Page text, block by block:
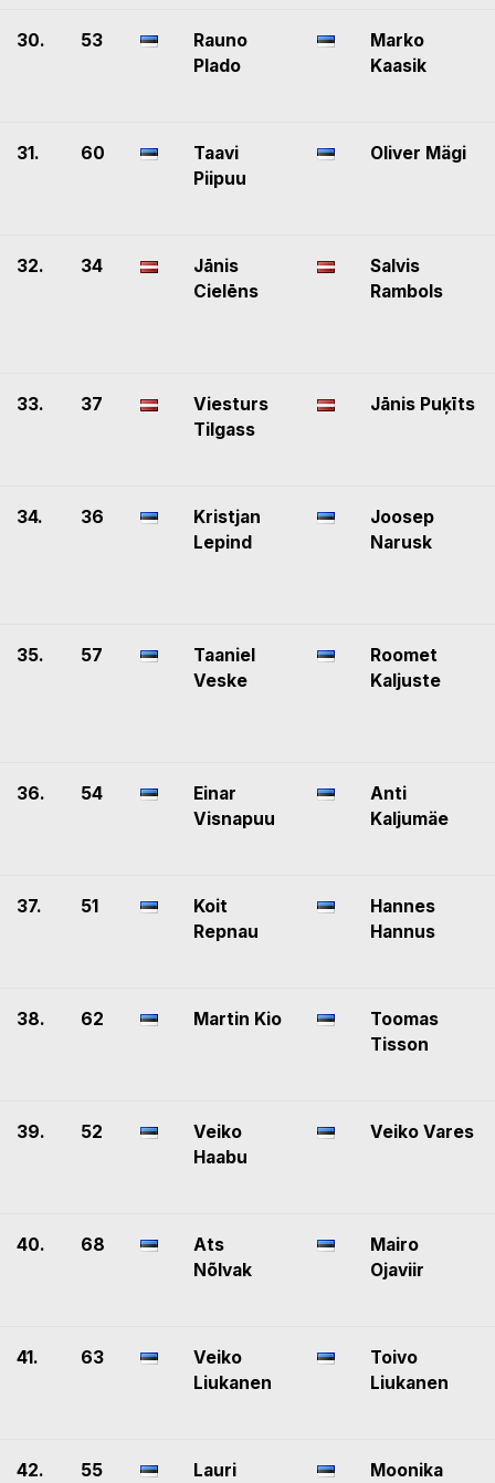
30. 53
Rauno
Plado
Marko
Kaasik
31. 60
Taavi
Piipuu
Oliver Mägi
32. 34
Jānis
Cielēns
Salvis
Rambols
33. 37
Viesturs
Tilgass
Jānis Puķīts
34. 36
Kristjan
Lepind
Joosep
Narusk
35. 57
Taaniel
Veske
Roomet
Kaljuste
36. 54
Einar
Visnapuu
Anti
Kaljumäe
37. 51
Koit
Repnau
Hannes
Hannus
38. 62 Martin Kio
Toomas
Tisson
39. 52
Veiko
Haabu
Veiko Vares
40. 68
Ats
Nõlvak
Mairo
Ojaviir
41. 63
Veiko
Liukanen
Toivo
Liukanen
42. 55 Lauri Moonika